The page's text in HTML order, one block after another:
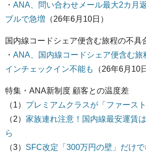
・ ANA、問い合わせメール最大2カ月
ブルで急増 （26年6月10日）
国内線コードシェア便含む旅程の不具
・ ANA、国内線コードシェア便含む
インチェックイン不能も
（26年6月10
特集・ANA新制度 顧客との温度差
（1） プレミアムクラスが「ファース
（2） 家族連れ注意！国内線最安運賃
ら
（3） SFC改定「300万円の壁」だけ